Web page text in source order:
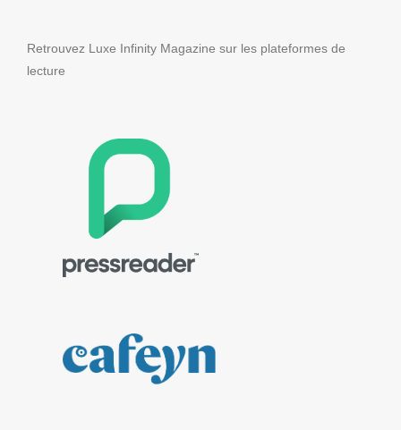
Retrouvez Luxe Infinity Magazine sur les plateformes de
lecture